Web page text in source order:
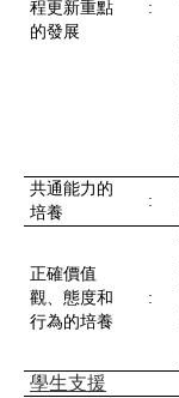
程更新重點
的發展
:
共通能力的
培養
:
正確價值
觀、態度和
行為的培養
:
學生支援